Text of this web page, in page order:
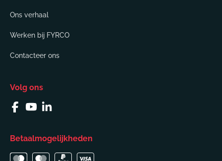
Ons verhaal
Werken bij FYRCO
Contacteer ons
Volg ons
Facebook
YouTubeLinkedin
Betaalmogelijkheden